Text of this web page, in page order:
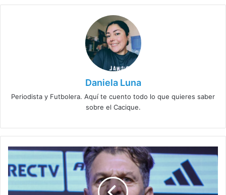
Daniela Luna
Periodista y Futbolera. Aquí te cuento todo lo que quieres saber
sobre el Cacique.
Dirigencia
a